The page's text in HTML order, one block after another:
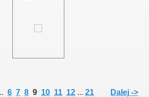
6 7 8 9 10 11 12 ... 21 Dalej ->